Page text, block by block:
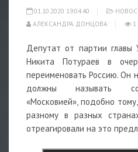
01.10.2020 19:04:40
АЛЕКСАНДРА ДОНЦОВА
1
Депутат от партии главы
Никита Потураев в
переименовать Россию. Он
должны называть
«Московией», подобно
разному в разных
отреагировали на это